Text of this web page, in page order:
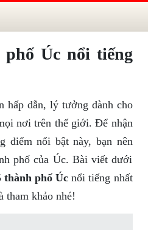
Úc nổi tiếng
hấp dẫn, lý tưởng dành cho
nơi trên thế giới. Để nhận
điểm nổi bật này, bạn nên
phố của Úc. Bài viết dưới
thành phố Úc nổi tiếng nhất
tham khảo nhé!